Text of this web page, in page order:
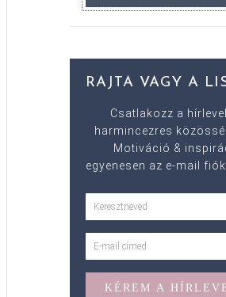
RAJTA VAGY A
Csatlakozz a
harmincezres
Motiváció &
egyenesen az e-mail